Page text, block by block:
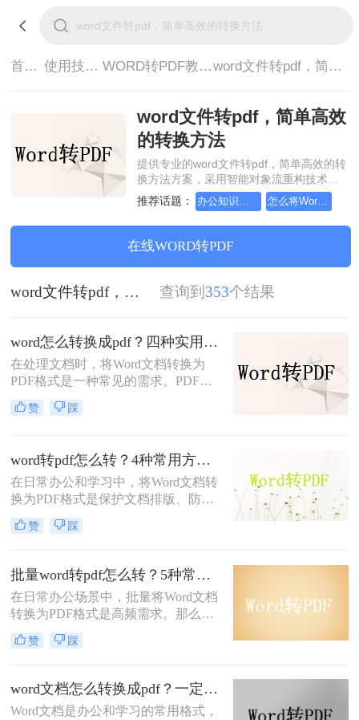
首页> 使用技巧> WORD转PDF教程> word文件转pdf，简单高效的转换方法
word文件转pdf，简单高效
的转换方法
提供专业的word文件转pdf，简单高效的转
换方法方案，采用智能对象流重构技术，
确保文档1:1高保真还原且排版不乱码。支
持一键批量处理，全链路 SSL 加密保障隐
私安全。助您快速实现word文件转pdf，简
单高效的转换方法，无需安装，高效办
公。
推荐话题：
在线WORD转PDF
word文件转pdf，简单高效的转换方法 查询到 353个结果
word怎么转换成pdf？四种实用方法对比与实操指南（附详细表格）！
在处理文档时，将Word文档转换为
PDF格式是一种常见的需求。PDF格
式具有跨平台、保持原始格式等优
点，使得在不同设备和操作系统上查
种将Word文档转换为PDF的方法，以
满足不同用户的需求。
赞 踩
word转pdf怎么转？4种常用方法详解！
在日常办公和学习中，将Word文档转
换为PDF格式是保护文档排版、防止
篡改的重要需求。那么word转pdf怎么
转呢？本文将介绍几种常用方法，帮
赞 踩
批量word转pdf怎么转？5种常用方法详解！
在日常办公场景中，批量将Word文档
转换为PDF格式是高频需求。那么批
量word转pdf怎么转呢？本文从四种主
流转换方案，适合不同场景和用户需
赞 踩
word文档怎么转换成pdf？一定要试试这四种方法！
Word文档是办公和学习的常用格式，